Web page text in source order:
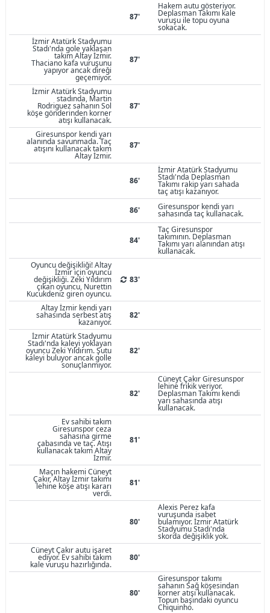
87'
Hakem autu gösteriyor.
Deplasman Takımı kale
vuruşu ile topu oyuna
sokacak.
İzmir Atatürk Stadyumu
Stadı'nda gole yaklaşan
takım Altay İzmir.
Thaciano kafa vuruşunu
yapıyor ancak direği
geçemiyor.
87'
İzmir Atatürk Stadyumu
stadında, Martin
Rodriguez sahanın Sol
köşe gönderinden korner
atışı kullanacak.
87'
Giresunspor kendi yarı
alanında savunmada. Taç
atışını kullanacak takım
Altay İzmir.
87'
86'
İzmir Atatürk Stadyumu
Stadı'nda Deplasman
Takımı rakip yarı sahada
taç atışı kazanıyor.
86'
Giresunspor kendi yarı
sahasında taç kullanacak.
84'
Taç Giresunspor
takımının. Deplasman
Takımı yarı alanından atışı
kullanacak.
Oyuncu değişikliği! Altay
İzmir için oyuncu
değişikliği. Zeki Yıldırım
çıkan oyuncu, Nurettin
Kucukdeniz giren oyuncu.
83'
Altay İzmir kendi yarı
sahasında serbest atış
kazanıyor.
82'
İzmir Atatürk Stadyumu
Stadı'nda kaleyi yoklayan
oyuncu Zeki Yıldırım. Şutu
kaleyi buluyor ancak golle
sonuçlanmıyor.
82'
82'
Cüneyt Çakır Giresunspor
lehine frikik veriyor.
Deplasman Takımı kendi
yarı sahasında atışı
kullanacak.
Ev sahibi takım
Giresunspor ceza
sahasına girme
çabasında ve taç. Atışı
kullanacak takım Altay
İzmir.
81'
Maçın hakemi Cüneyt
Çakır, Altay İzmir takımı
lehine köşe atışı kararı
verdi.
81'
80'
Alexis Perez kafa
vuruşunda isabet
bulamıyor. İzmir Atatürk
Stadyumu Stadı'nda
skorda değişiklik yok.
Cüneyt Çakır autu işaret
ediyor. Ev sahibi takım
kale vuruşu hazırlığında.
80'
80'
Giresunspor takımı
sahanın Sağ köşesindan
korner atışı kullanacak.
Topun başındaki oyuncu
Chiquinho.